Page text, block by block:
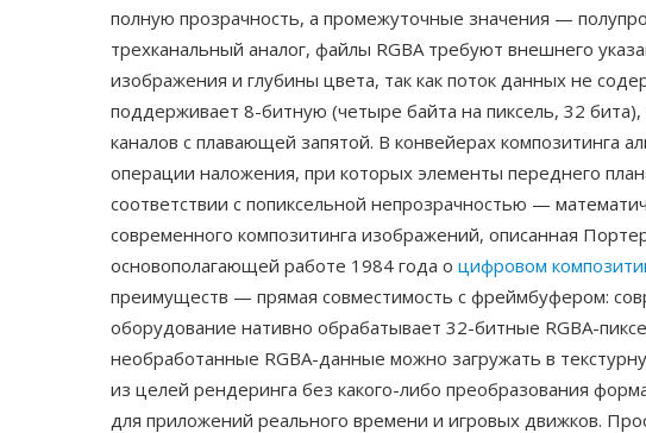
полную прозрачность, а промежуточные значения —
трехканальный аналог, файлы RGBA требуют внешнего
изображения и глубины цвета, так как поток данных не
поддерживает 8-битную (четыре байта на пиксель, 32
каналов с плавающей запятой. В конвейерах композитинга
операции наложения, при которых элементы переднего
соответствии с попиксельной непрозрачностью —
современного композитинга изображений, описанная
основополагающей работе 1984 года о цифровом
преимуществ — прямая совместимость с фреймбуфером:
оборудование нативно обрабатывает 32-битные RGBA-
необработанные RGBA-данные можно загружать в
из целей рендеринга без какого-либо преобразования
для приложений реального времени и игровых движков.